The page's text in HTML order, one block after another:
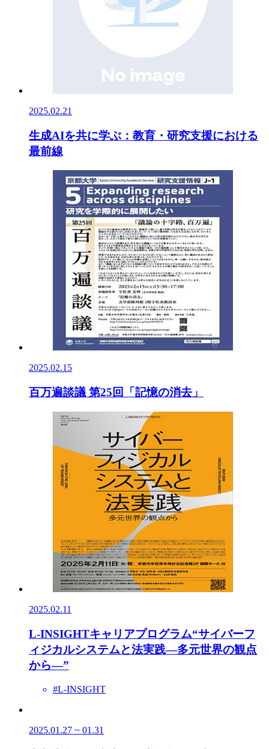
2025.02.21
生成AIを共に学ぶ：教育・研究支援における
最前線
2025.02.15
百万遍談議 第25回「記憶の消去」
2025.02.11
L-INSIGHTキャリアプログラム“サイバーフ
ィジカルシステムと法実践—多元世界の観点
から—”
#L-INSIGHT
2025.01.27 ~ 01.31